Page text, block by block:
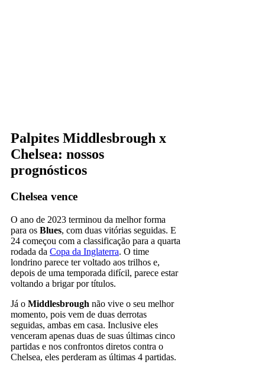
Palpites Middlesbrough x
Chelsea: nossos
prognósticos
Chelsea vence
O ano de 2023 terminou da melhor forma
para os Blues, com duas vitórias seguidas. E
24 começou com a classificação para a quarta
rodada da Copa da Inglaterra. O time
londrino parece ter voltado aos trilhos e,
depois de uma temporada difícil, parece estar
voltando a brigar por títulos.
Já o Middlesbrough não vive o seu melhor
momento, pois vem de duas derrotas
seguidas, ambas em casa. Inclusive eles
venceram apenas duas de suas últimas cinco
partidas e nos confrontos diretos contra o
Chelsea, eles perderam as últimas 4 partidas.